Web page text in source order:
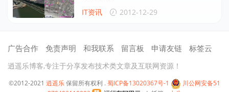
IT资讯 2012-12-29
广告合作 免责声明 和我联系 留言板 申请友链 标签云
逍遥乐博客,专注于分享发布技术类文章及互联网资源！
©2012-2021 逍遥乐保留所有权利 . 蜀ICP备13020367号-1
川公网安备51